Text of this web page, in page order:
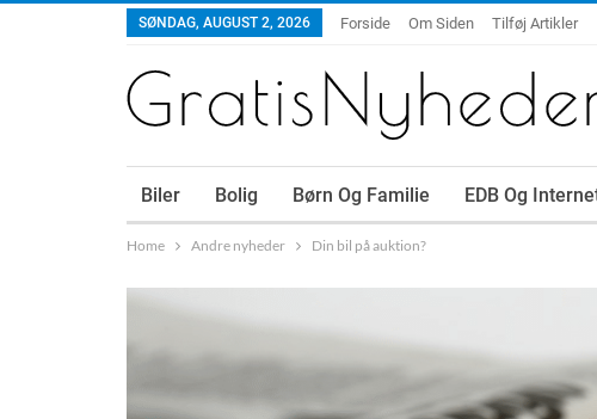
SØNDAG, AUGUST 2, 2026 Forside Om Siden Tilføj Artikler
Biler Bolig Børn Og Familie EDB Og
Home Andre nyheder Din bil på auktion?